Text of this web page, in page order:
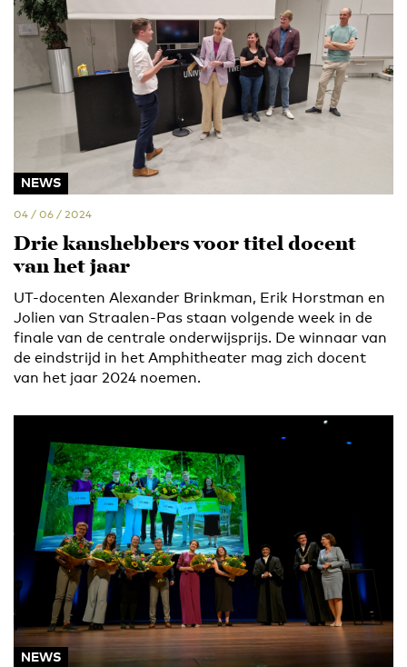
NEWS
04 / 06 / 2024
Drie kanshebbers voor titel docent
van het jaar
UT-docenten Alexander Brinkman, Erik Horstman en
Jolien van Straalen-Pas staan volgende week in de
finale van de centrale onderwijsprijs. De winnaar van
de eindstrijd in het Amphitheater mag zich docent
van het jaar 2024 noemen.
NEWS